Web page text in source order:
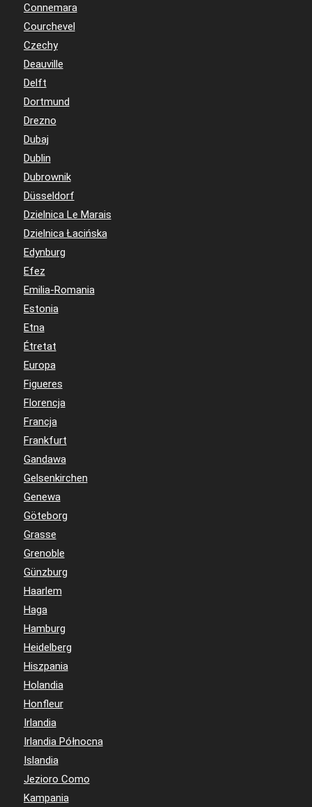
Connemara
Courchevel
Czechy
Deauville
Delft
Dortmund
Drezno
Dubaj
Dublin
Dubrownik
Düsseldorf
Dzielnica Le Marais
Dzielnica Łacińska
Edynburg
Efez
Emilia-Romania
Estonia
Etna
Étretat
Europa
Figueres
Florencja
Francja
Frankfurt
Gandawa
Gelsenkirchen
Genewa
Göteborg
Grasse
Grenoble
Günzburg
Haarlem
Haga
Hamburg
Heidelberg
Hiszpania
Holandia
Honfleur
Irlandia
Irlandia Północna
Islandia
Jezioro Como
Kampania